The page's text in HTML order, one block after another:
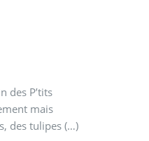
des P’tits
mais
des tulipes (…)